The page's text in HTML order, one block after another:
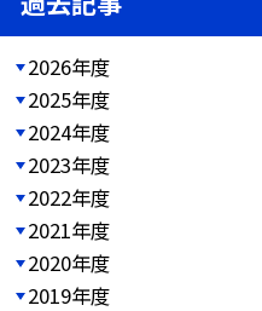
2026年度
2025年度
2024年度
2023年度
2022年度
2021年度
2020年度
2019年度